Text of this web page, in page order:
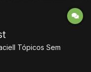
Tópicos Sem